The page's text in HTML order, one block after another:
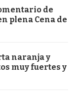
de
plena Cena de
naranja y
muy fuertes y